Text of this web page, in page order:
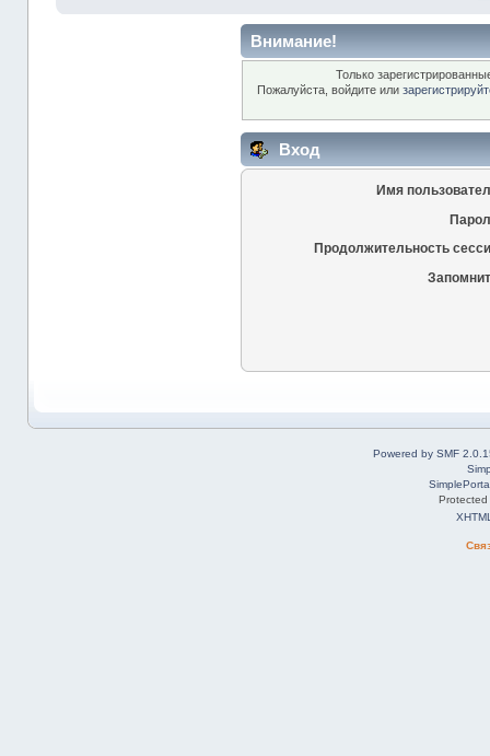
Внимание!
Только
Пожалуйста, войдите или
Вход
Имя
Продолжительность
Powered by SMF